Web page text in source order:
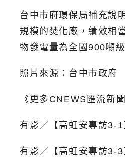
台中市府環保局補充說
規模的焚化廠，績效相
物發電量為全國900噸
照片來源：台中市政府
《更多CNEWS匯流新
有影／【高虹安專訪3-
有影／【高虹安專訪3-